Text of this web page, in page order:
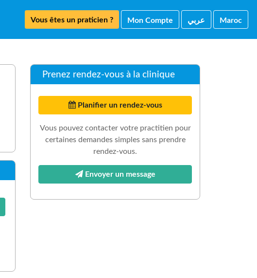
Vous êtes un praticien ? Mon Compte ﻋﺮﺑﻲ Maroc
Prenez rendez-vous à la clinique
Planifier un rendez-vous
Vous pouvez contacter votre practitien pour
certaines demandes simples sans prendre
rendez-vous.
Envoyer un message